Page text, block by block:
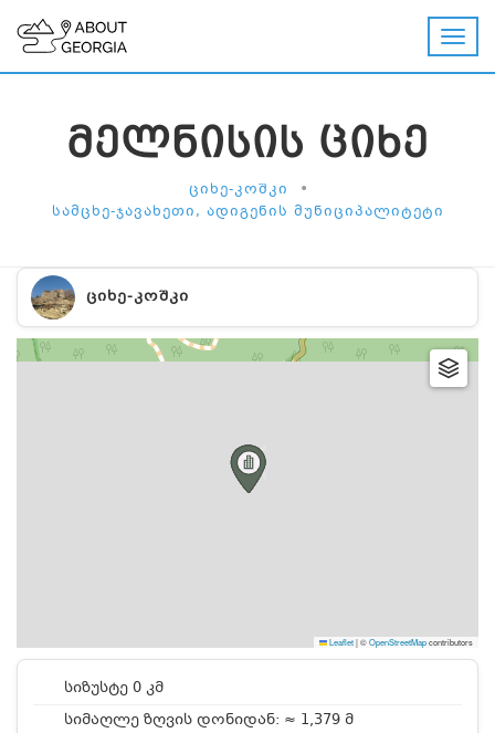
ᲛᲔᲚᲜᲘᲡᲘᲡ ᲪᲘᲮᲔ
ᲪᲘᲮᲔ-ᲙᲝᲨᲙᲘ •
ᲡᲐᲛᲪᲮᲔ-ᲯᲐᲕᲐᲮᲔᲗᲘ, ᲐᲓᲘᲒᲔᲜᲘᲡ ᲛᲣᲜᲘᲪᲘᲞᲐᲚᲘᲢᲔᲢᲘ
ᲪᲘᲮᲔ-ᲙᲝᲨᲙᲘ
Leaflet|©OpenStreetMapcontributors
სიზუსტე 0 კმ
სიმაღლე ზღვის დონიდან: ≈ 1,379 მ